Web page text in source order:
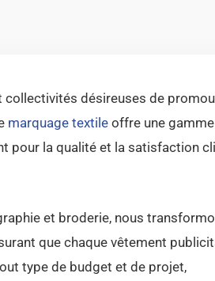
collectivités désireuses de
marquage textile offre une gamme
pour la qualité et la satisfaction
et broderie, nous
que chaque vêtement
type de budget et de projet,